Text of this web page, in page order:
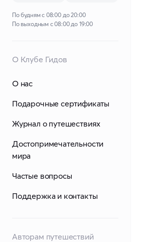
По будням с 08:00 до 20:00
По выходным с 08:00 до 19:00
О Клубе Гидов
О нас
Подарочные сертификаты
Журнал о путешествиях
Достопримечательности
мира
Частые вопросы
Поддержка и контакты
Авторам путешествий